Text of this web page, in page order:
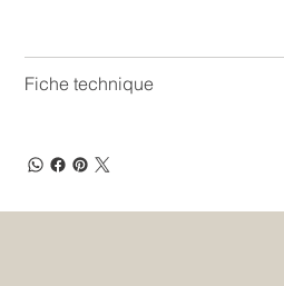
Fiche technique